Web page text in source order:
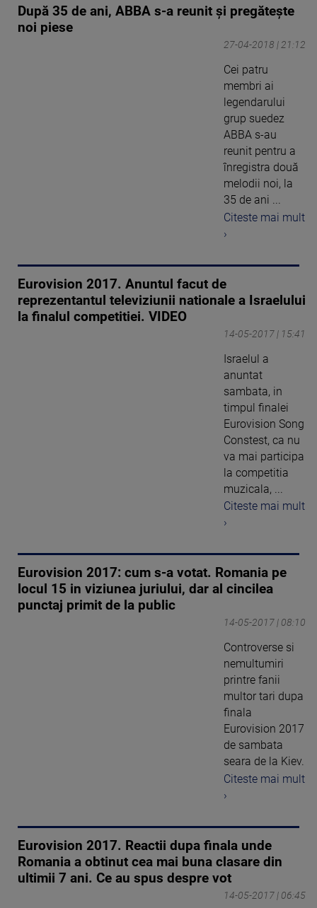
După 35 de ani, ABBA s-a reunit și pregătește
noi piese
27-04-2018 | 21:12
Cei patru
membri ai
legendarului
grup suedez
ABBA s-au
reunit pentru a
înregistra două
melodii noi, la
35 de ani ...
Citeste mai mult
›
Eurovision 2017. Anuntul facut de
reprezentantul televiziunii nationale a Israelului
la finalul competitiei. VIDEO
14-05-2017 | 15:41
Israelul a
anuntat
sambata, in
timpul finalei
Eurovision Song
Constest, ca nu
va mai participa
la competitia
muzicala, ...
Citeste mai mult
›
Eurovision 2017: cum s-a votat. Romania pe
locul 15 in viziunea juriului, dar al cincilea
punctaj primit de la public
14-05-2017 | 08:10
Controverse si
nemultumiri
printre fanii
multor tari dupa
finala
Eurovision 2017
de sambata
seara de la Kiev.
Citeste mai mult
›
Eurovision 2017. Reactii dupa finala unde
Romania a obtinut cea mai buna clasare din
ultimii 7 ani. Ce au spus despre vot
14-05-2017 | 06:45